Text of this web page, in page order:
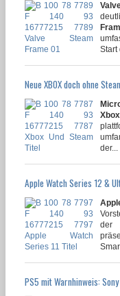
Start
Neue XBOX doch ohne
der...
Apple Watch Series 12 &
der
PS5 mit Warnhinweis: